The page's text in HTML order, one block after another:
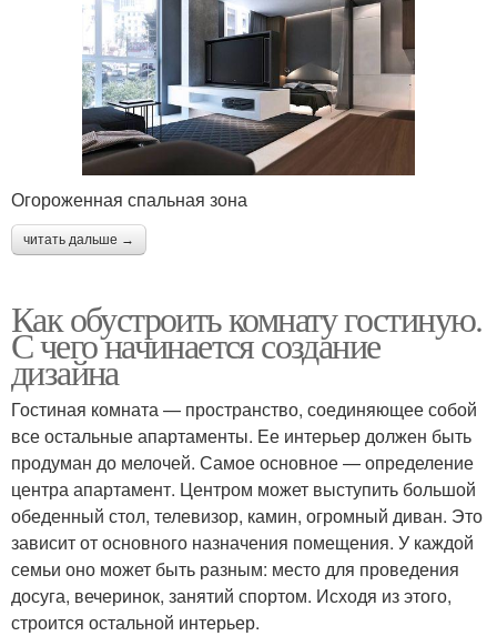
Огороженная спальная зона
читать дальше →
Как обустроить комнату гостиную.
С чего начинается создание
дизайна
Гостиная комната — пространство, соединяющее собой
все остальные апартаменты. Ее интерьер должен быть
продуман до мелочей. Самое основное — определение
центра апартамент. Центром может выступить большой
обеденный стол, телевизор, камин, огромный диван. Это
зависит от основного назначения помещения. У каждой
семьи оно может быть разным: место для проведения
досуга, вечеринок, занятий спортом. Исходя из этого,
строится остальной интерьер.